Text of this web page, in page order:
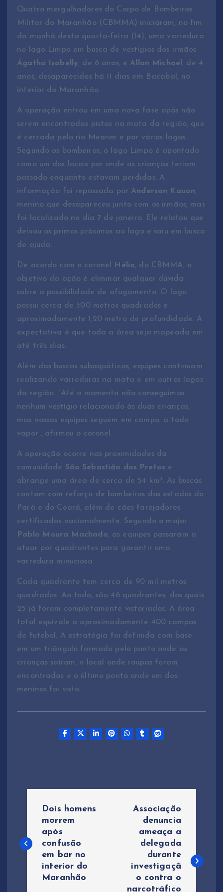
Quatro mergulhadores do Corpo de Bombeiros
Militar do Maranhão (CBMMA) iniciaram, no fim
da manhã desta quarta-feira (14), uma varredura
no lago Limpo em busca de vestígios dos irmãos
Ágatha Isabelly, de 6 anos, e Allan Michael , de 4
anos, desaparecidos há 11 dias em Bacabal, no
interior do Maranhão.
A operação entrou em uma nova fase após não
serem encontradas pistas na mata da região, que
é cercada pelo rio Mearim e por vários lagos.
Segundo os bombeiros, o lago Limpo é apontado
como um dos locais por onde as crianças teriam
passado enquanto estavam perdidas. A
informação foi repassada por Anderson Kauan,
menino que desapareceu junto com os irmãos, mas
foi localizado no dia 7 de janeiro. Ele relatou que
deixou os primos próximos ao lago e saiu em busca
de ajuda.
De acordo com o coronel Hélio, do CBMMA, o
objetivo da ação é eliminar qualquer dúvida
sobre a possibilidade de afogamento. O lago
possui cerca de 300 metros quadrados e
aproximadamente 1,20 metro de profundidade. A
expectativa é que toda a área seja mapeada em
até três dias.
Além das buscas subaquáticas, equipes continuam
realizando varreduras na mata e em outros lagos
da região. “Até o momento não conseguimos
nenhum vestígio relacionado às duas crianças,
mas nossas equipes seguem em campo, a todo
vapor”, afirmou o coronel.
A operação ocorre nas proximidades da
comunidade São Sebastião dos Pretos e
abrange uma área de cerca de 54 km². As buscas
contam com reforço de bombeiros dos estados do
Pará e do Ceará, além de cães farejadores
certificados nacionalmente. Segundo o major
Pablo Moura Machado, as equipes passaram a
atuar por quadrantes para garantir uma
varredura minuciosa.
Cada quadrante tem cerca de 90 mil metros
quadrados. Ao todo, são 46 quadrantes, dos quais
25 já foram completamente vistoriados. A área
total equivale a aproximadamente 400 campos
de futebol. A estratégia foi definida com base
em um triângulo formado pelo ponto onde as
crianças saíram, o local onde roupas foram
encontradas e o último ponto onde um dos
meninos foi visto.
v
Dois homens
morrem
após
confusão
em bar no
interior do
Maranhão
Associação
denuncia
ameaça a
delegada
durante
investigaçã
o contra o
narcotráfico